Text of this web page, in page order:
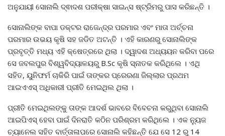
ଅନୁଯାୟୀ ସୋନାଲି ଦ୍ଵାଦଶ ପରୀକ୍ଷା ସାଇନ୍ସ ଷ୍ଟ୍ରିମରୁ ପାସ କରିଛନ୍ତି ।
ସୋନାଲିଙ୍କ ବାପା ଡକ୍ଟର ରାଜେନ୍ଦ୍ର ପରମାର ଏବଂ ମାତା ଅର୍ଚ୍ଚନା
ପରମାର ଉଭୟ କୃଷି ସହ ଜଡିତ ଅଟନ୍ତି । ଏହି କାରଣରୁ ସୋନାଲିଙ୍କ
ପ୍ରବୃତ୍ତି ମଧ୍ୟ ଏହି କ୍ଷେତ୍ରରେ ଥିଲା । ଦ୍ୱାଦଶ ଅଧ୍ୟୟନ କରିବା ପରେ
ସେ ଜବଲପୁର ବିଶ୍ୱବିଦ୍ୟାଳୟରୁ B.Sc କୃଷି ସ୍ନାତକ କରିଥିଲେ । ଏଥି
ସହିତ, ୟୁନିଫର୍ମ ଚାକିରି ପାଇଁ ତାଙ୍କର ପ୍ରେରଣା ଜିଲ୍ଲାର ପ୍ରଥମ
ଆଇଏଏସ୍ ଅଧିକାରୀ ପ୍ରୀତି ମେଇଥିଲ ଥିଲା ।
ପ୍ରୀତି ମେଇଥିଲଙ୍କୁ ତାଙ୍କ ଆଦର୍ଶ ଭାବରେ ବିବେଚନା କରୁଥିବା ସୋନାଲି
ଆଇପିଏସ୍ ହେବା ପାଇଁ ଦିନରାତି କଠିନ ପରିଶ୍ରମ କରିଥିଲେ । ଏକ ନ୍ୟୁଜ
ଚ୍ୟାନେଲ ସହିତ ବାର୍ତ୍ତାଳାପରେ ସୋନାଲି କହିଛନ୍ତି ଯେ ସେ 12 ରୁ 14